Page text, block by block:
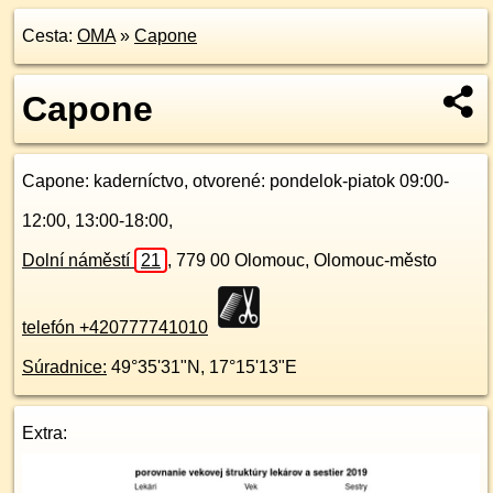
Cesta: OMA» Capone
Capone
Capone: kaderníctvo, otvorené: pondelok-piatok 09:00-
12:00, 13:00-18:00,
Dolní náměstí 21 , 779 00 Olomouc, Olomouc-město
telefón +420777741010
Súradnice: 49°35'31"N , 17°15'13"E
Extra: